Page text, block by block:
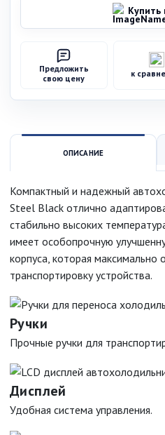
Купить
Предложить
свою цену
к
ОПИСАНИЕ
Компактный и надежный
Steel Black отлично
стабильно высоких
имеет особопрочную
корпуса, которая максимально
транспортировку устройства.
Ручки
Прочные ручки для
Дисплей
Удобная система управления.